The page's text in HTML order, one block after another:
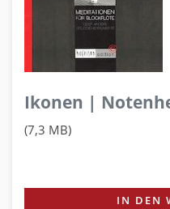
Ikonen |
(7,3 MB)
IN DEN